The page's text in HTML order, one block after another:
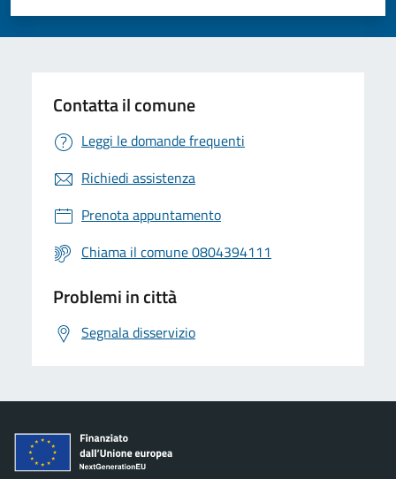
Valuta 5 stelle su 5
Valuta 4 stelle su 5
Valuta 3 stelle su 5
Valuta 2 stelle su 5
Valuta 1 stelle su 5
Contatta il comune
Leggi le domande frequenti
Richiedi assistenza
Prenota appuntamento
Chiama il comune 0804394111
Problemi in città
Segnala disservizio